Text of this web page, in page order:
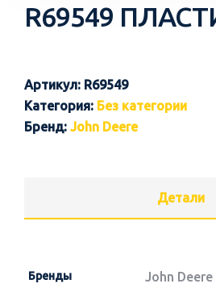
R69549
Артикул: R69549
Категория: Без категории
Бренд: John Deere
Детали
Бренды John Deere